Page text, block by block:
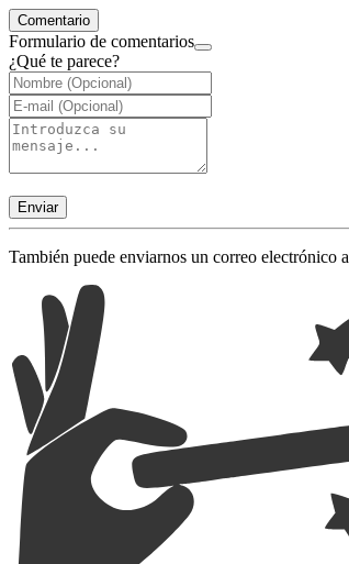
Comentario
Formulario de comentarios
¿Qué te parece?
Enviar
También puede enviarnos un correo electrónico a